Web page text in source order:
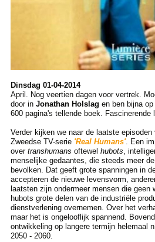
Dinsdag 01-04-2014
April. Nog veertien dagen voor vertrek.
door in Jonathan Holslag en ben bijna
600 pagina's tellende boek. Fascinerende
Verder kijken we naar de laatste
Zweedse TV-serie 'Real Humans'. Een
over transhumans oftewel hubots,
menselijke gedaantes, die steeds meer
bevolken. Dat geeft grote spanningen in
accepteren de nieuwe levensvorm,
laatsten zijn ondermeer mensen die geen
hubots grote delen van de industriële
dienstverlening overnemen. Over het
maar het is ongelooflijk spannend.
ontwikkeling op langere termijn helemaal
2050 - 2060.